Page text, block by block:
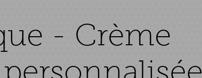
- Crème